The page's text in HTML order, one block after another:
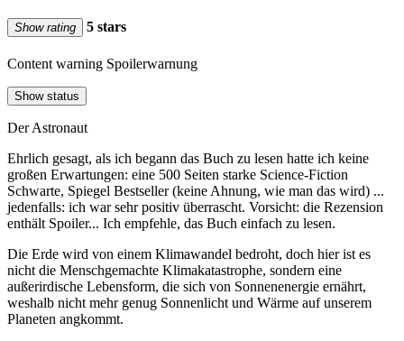
Show rating 5 stars
Content warning Spoilerwarnung
Show status
Der Astronaut
Ehrlich gesagt, als ich begann das Buch zu lesen hatte ich keine
großen Erwartungen: eine 500 Seiten starke Science-Fiction
Schwarte, Spiegel Bestseller (keine Ahnung, wie man das wird) ...
jedenfalls: ich war sehr positiv überrascht. Vorsicht: die Rezension
enthält Spoiler... Ich empfehle, das Buch einfach zu lesen.
Die Erde wird von einem Klimawandel bedroht, doch hier ist es
nicht die Menschgemachte Klimakatastrophe, sondern eine
außerirdische Lebensform, die sich von Sonnenenergie ernährt,
weshalb nicht mehr genug Sonnenlicht und Wärme auf unserem
Planeten angkommt.